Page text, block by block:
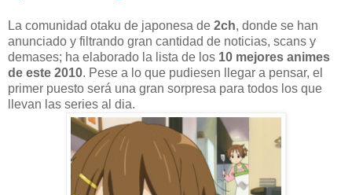
La comunidad otaku de japonesa de 2ch, donde se han
anunciado y filtrando gran cantidad de noticias, scans y
demases; ha elaborado la lista de los 10 mejores animes
de este 2010. Pese a lo que pudiesen llegar a pensar, el
primer puesto será una gran sorpresa para todos los que
llevan las series al dia.